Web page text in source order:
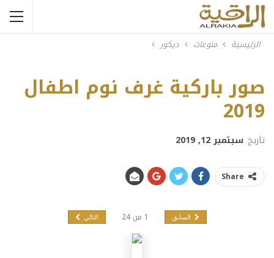
الرئيسية منوعات ديكور
Previous Next
صور باركية غرف نوم اطفال
2019
تاريخ سبتمبر 12, 2019
Share
السابق 1 من24 التالي